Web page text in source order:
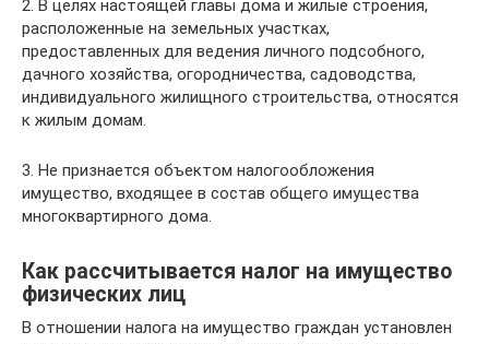
2. В целях настоящей главы дома и жилые строения,
расположенные на земельных участках,
предоставленных для ведения личного подсобного,
дачного хозяйства, огородничества, садоводства,
индивидуального жилищного строительства, относятся
к жилым домам.
3. Не признается объектом налогообложения
имущество, входящее в состав общего имущества
многоквартирного дома.
Как рассчитывается налог на имущество
физических лиц
В отношении налога на имущество граждан установлен